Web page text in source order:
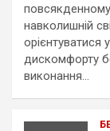
навколишній
орієнтуватися
дискомфорту
виконання…